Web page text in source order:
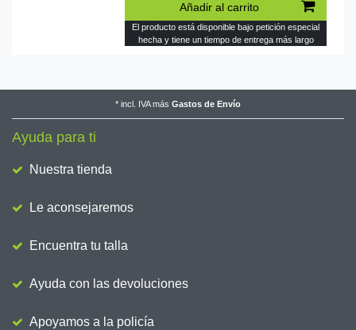
Añadir al carrito
El producto está disponible bajo petición especial
hecha y tiene un tiempo de entrega más largo
* incl. IVAmás Gastos de Envío
Ayuda para ti
Nuestra tienda
Le aconsejaremos
Encuentra tu talla
Ayuda con las devoluciones
Apoyamos a la policía